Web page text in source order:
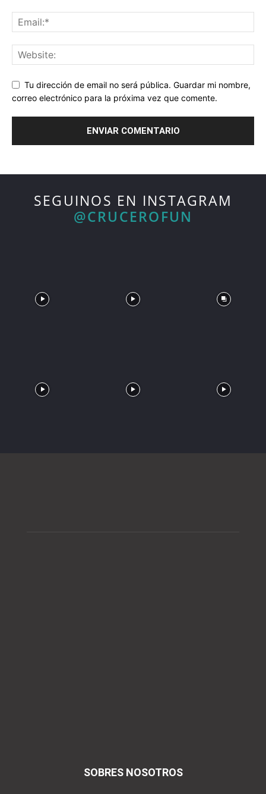
Tu dirección de email no será pública. Guardar mi nombre,
correo electrónico para la próxima vez que comente.
SEGUINOS EN INSTAGRAM
@CRUCEROFUN
SOBRES NOSOTROS